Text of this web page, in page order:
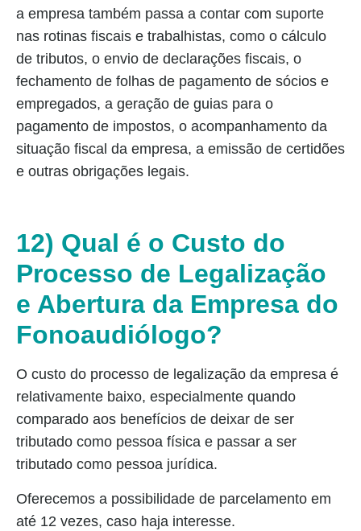
a empresa também passa a contar com suporte
nas rotinas fiscais e trabalhistas, como o cálculo
de tributos, o envio de declarações fiscais, o
fechamento de folhas de pagamento de sócios e
empregados, a geração de guias para o
pagamento de impostos, o acompanhamento da
situação fiscal da empresa, a emissão de certidões
e outras obrigações legais.
12) Qual é o Custo do
Processo de Legalização
e Abertura da Empresa do
Fonoaudiólogo?
O custo do processo de legalização da empresa é
relativamente baixo, especialmente quando
comparado aos benefícios de deixar de ser
tributado como pessoa física e passar a ser
tributado como pessoa jurídica.
Oferecemos a possibilidade de parcelamento em
até 12 vezes, caso haja interesse.